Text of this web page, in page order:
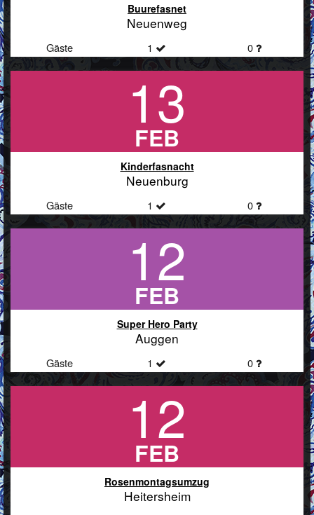
Buurefasnet
Neuenweg
Gäste 1 0
13
FEB
Kinderfasnacht
Neuenburg
Gäste 1 0
12
FEB
Super Hero Party
Auggen
Gäste 1 0
12
FEB
Rosenmontagsumzug
Heitersheim